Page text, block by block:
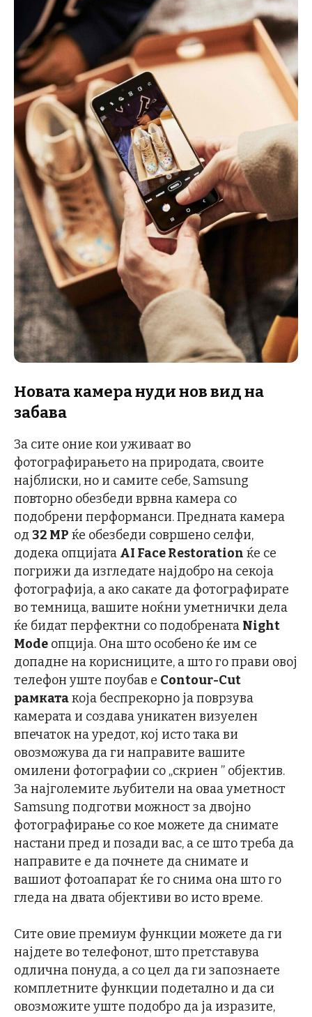
Новата камера нуди нов вид на
забава
За сите оние кои уживаат во
фотографирањето на природата, своите
најблиски, но и самите себе, Samsung
повторно обезбеди врвна камера со
подобрени перформанси. Предната камера
од 32 MP ќе обезбеди совршено селфи,
додека опцијата AI Face Restoration ќе се
погрижи да изгледате најдобро на секоја
фотографија, а ако сакате да фотографирате
во темница, вашите ноќни уметнички дела
ќе бидат перфектни со подобрената Night
Mode опција. Она што особено ќе им се
допадне на корисниците, а што го прави овој
телефон уште поубав е Contour-Cut
рамкатакоја беспрекорно ја поврзува
камерата и создава уникатен визуелен
впечаток на уредот, кој исто така ви
овозможува да ги направите вашите
омилени фотографии со „скриен ” објектив.
За најголемите љубители на оваа уметност
Samsung подготви можност за двојно
фотографирање со кое можете да снимате
настани пред и позади вас, а се што треба да
направите е да почнете да снимате и
вашиот фотоапарат ќе го снима она што го
гледа на двата објективи во исто време.
Сите овие премиум функции можете да ги
најдете во телефонот, што претставува
одлична понуда, а со цел да ги запознаете
комплетните функции подетално и да си
овозможите уште подобро да ја изразите,